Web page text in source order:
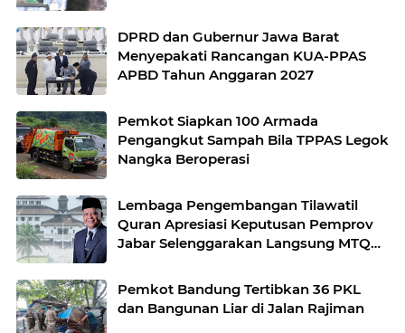
DPRD dan Gubernur Jawa Barat
Menyepakati Rancangan KUA-PPAS
APBD Tahun Anggaran 2027
Pemkot Siapkan 100 Armada
Pengangkut Sampah Bila TPPAS Legok
Nangka Beroperasi
Lembaga Pengembangan Tilawatil
Quran Apresiasi Keputusan Pemprov
Jabar Selenggarakan Langsung MTQ
Pemkot Bandung Tertibkan 36 PKL
dan Bangunan Liar di Jalan Rajiman